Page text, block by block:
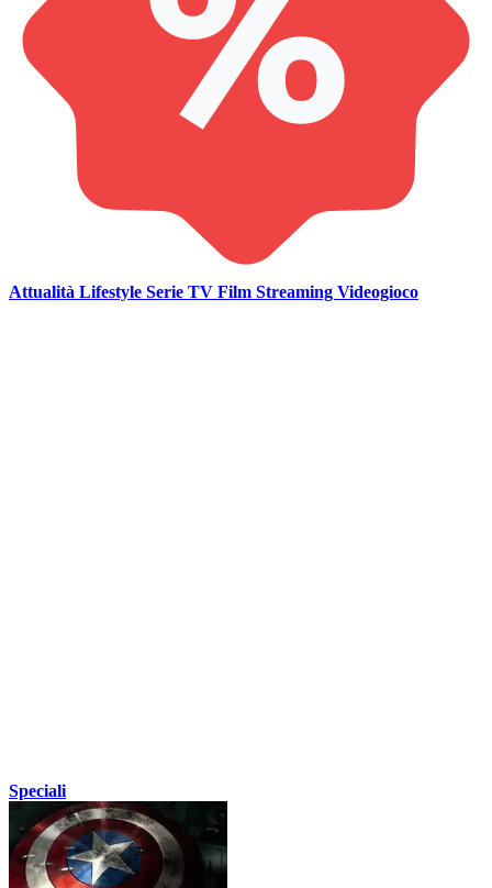
Attualità Lifestyle Serie TV Film Streaming Videogioco
Speciali